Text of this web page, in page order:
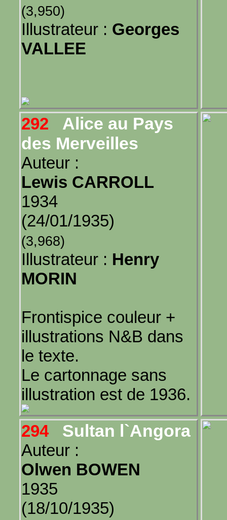
(3,950)
Illustrateur : Georges
VALLEE
292
Alice au Pays
des Merveilles
Auteur :
Lewis CARROLL
1934
(24/01/1935)
(3,968)
Illustrateur : Henry
MORIN
Frontispice couleur +
illustrations N&B dans
le texte.
Le cartonnage sans
illustration est de 1936.
294
Sultan l`Angora
Auteur :
Olwen BOWEN
1935
(18/10/1935)